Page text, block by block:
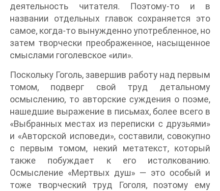
деятельность читателя. Поэтому-то и в
названии отдельных главок сохраняется это
самое, когда-то вынужденно употребленное, но
затем творчески преображенное, насыщенное
смыслами гоголевское «или».
Поскольку Гоголь, завершив работу над первым
томом, подверг свой труд детальному
осмыслению, то авторские суждения о поэме,
нашедшие выражение в письмах, более всего в
«Выбранных местах из переписки с друзьями»
и «Авторской исповеди», составили, совокупно
с первым томом, некий метатекст, который
также побуждает к его истолкованию.
Осмысление «Мертвых душ» — это особый и
тоже творческий труд Гоголя, поэтому ему